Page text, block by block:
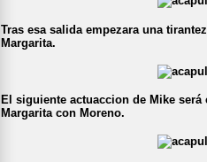
Tras esa salida empezara una
Margarita.
El siguiente actuaccion de Mike
Margarita con Moreno.